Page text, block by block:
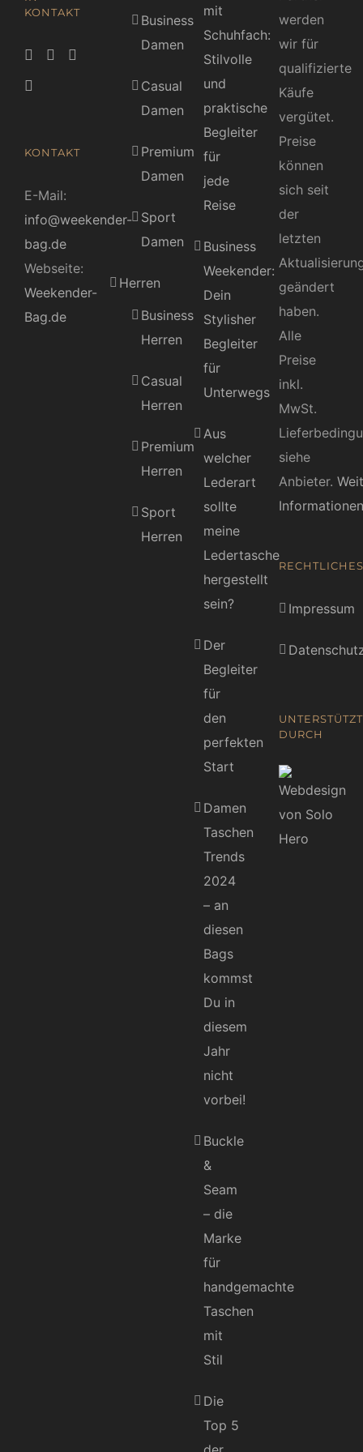
KONTAKT
KONTAKT
E-Mail:
info@weekender-
bag.de
Webseite:
Weekender-
Bag.de
Business
Damen
Casual
Damen
Premium
Damen
Sport
Damen
Herren
Business
Herren
Casual
Herren
Premium
Herren
Sport
Herren
mit
Schuhfach:
Stilvolle
und
praktische
Begleiter
für
jede
Reise
Business
Weekender:
Dein
Stylisher
Begleiter
für
Unterwegs
Aus
welcher
Lederart
sollte
meine
Ledertasche
hergestellt
sein?
Der
Begleiter
für
den
perfekten
Start
Damen
Taschen
Trends
2024
– an
diesen
Bags
kommst
Du in
diesem
Jahr
nicht
vorbei!
Buckle
&
Seam
– die
Marke
für
handgemachte
Taschen
mit
Stil
Die
Top 5
werden
wir für
qualifizierte
Käufe
vergütet.
Preise
können
sich seit
der
letzten
geändert
haben.
Alle
Preise
inkl.
MwSt.
siehe
Anbieter.
Informationen
RECHTLICHES
Impressum
UNTERSTÜTZT
DURCH